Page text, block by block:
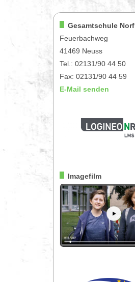
Gesamtschule Norf
Feuerbachweg
41469 Neuss
Tel.: 02131/90 44 50
Fax: 02131/90 44 59
E-Mail senden
Imagefilm